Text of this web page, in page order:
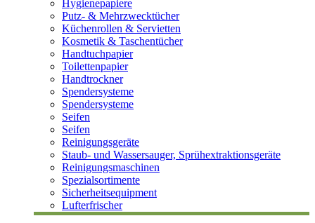
Hygienepapiere
Putz- & Mehrzwecktücher
Küchenrollen & Servietten
Kosmetik & Taschentücher
Handtuchpapier
Toilettenpapier
Handtrockner
Spendersysteme
Spendersysteme
Seifen
Seifen
Reinigungsgeräte
Staub- und Wassersauger, Sprühextraktionsgeräte
Reinigungsmaschinen
Spezialsortimente
Sicherheitsequipment
Lufterfrischer